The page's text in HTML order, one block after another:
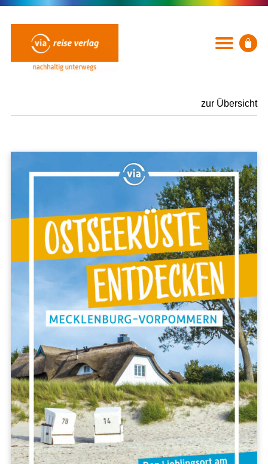
BÜCHER
Ausflug, Wandern & Radfahren
Städte und Reiseregionen
Mit Kindern
Küsten und Strände
Berlin & Brandenburg
Mecklenburg-Vorpommern
Nordwestdeutschland
Mitteldeutschland
Nordrhein-Westfalen
Hessen & Rheinland-Pfalz
Süddeutschland
Europa
Polen
Spanien
zur Übersicht